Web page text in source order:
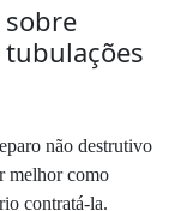
não destrutivo
melhor como
contratá-la.